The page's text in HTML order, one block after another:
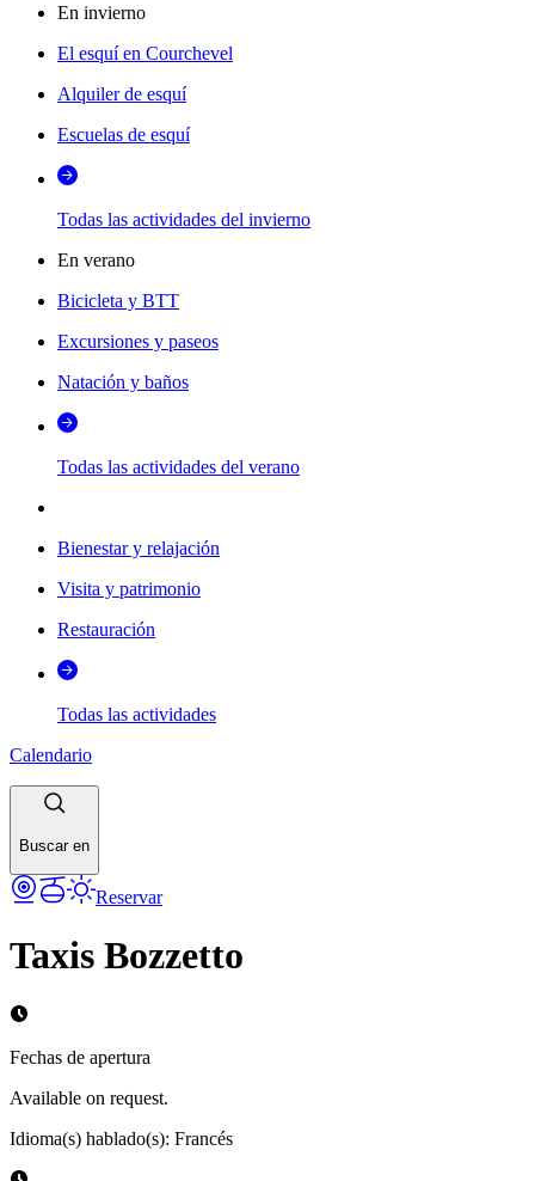
En invierno
El esquí en Courchevel
Alquiler de esquí
Escuelas de esquí
Todas las actividades del invierno
En verano
Bicicleta y BTT
Excursiones y paseos
Natación y baños
Todas las actividades del verano
Bienestar y relajación
Visita y patrimonio
Restauración
Todas las actividades
Calendario
Buscar en
Reservar
Taxis Bozzetto
Fechas de apertura
Available on request.
Idioma(s) hablado(s): Francés